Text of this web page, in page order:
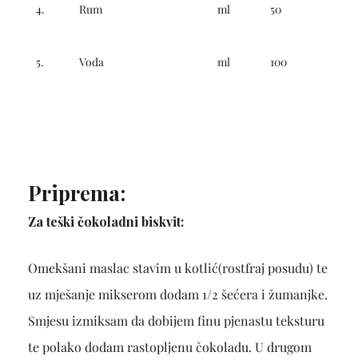
4.
5.
Rum
Voda
ml
ml
50
100
Priprema:
Za teški čokoladni biskvit:
Omekšani maslac stavim u kotlić(rostfraj posudu) te
uz mješanje mikserom dodam 1/2 šećera i žumanjke.
Smjesu izmiksam da dobijem finu pjenastu teksturu
te polako dodam rastopljenu čokoladu. U drugom